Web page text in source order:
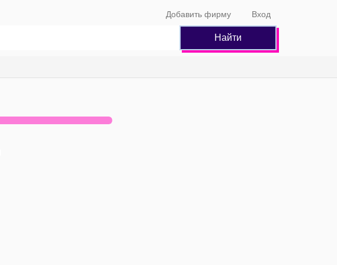
Добавить фирму Вход
Найти